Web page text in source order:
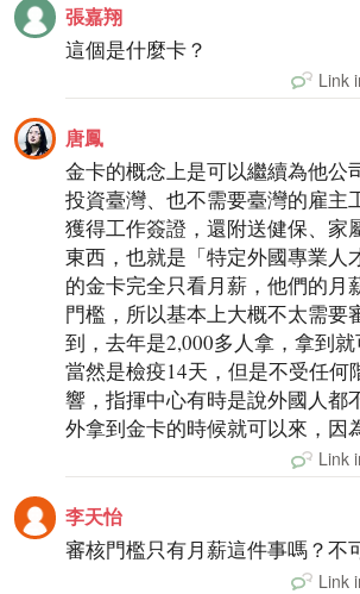
張嘉翔
這個是什麼卡？
Link
唐鳳
金卡的概念上是可以繼續為他公
投資臺灣、也不需要臺灣的雇主
獲得工作簽證，還附送健保、家
東西，也就是「特定外國專業人
的金卡完全只看月薪，他們的月
門檻，所以基本上大概不太需要
到，去年是2,000多人拿，拿到就
當然是檢疫14天，但是不受任何
響，指揮中心有時是說外國人都
外拿到金卡的時候就可以來，因
Link
李天怡
審核門檻只有月薪這件事嗎？不
Link